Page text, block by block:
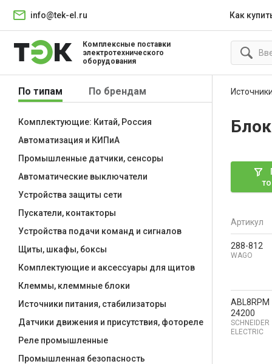
info@tek-el.ru Как
Комплексные поставки
электротехнического
оборудования
Артикул
288-812
WAGO
ABL8RPM
24200
SCHNEIDER
ELECTRIC
По типам По брендам
Комплектующие: Китай, Россия
Автоматизация и КИПиА
Промышленные датчики, сенсоры
Автоматические выключатели
Устройства защиты сети
Пускатели, контакторы
Устройства подачи команд и сигналов
Щиты, шкафы, боксы
Комплектующие и аксессуары для щитов
Клеммы, клеммные блоки
Источники питания, стабилизаторы
Датчики движения и присутствия, фотореле
Реле промышленные
Промышленная безопасность